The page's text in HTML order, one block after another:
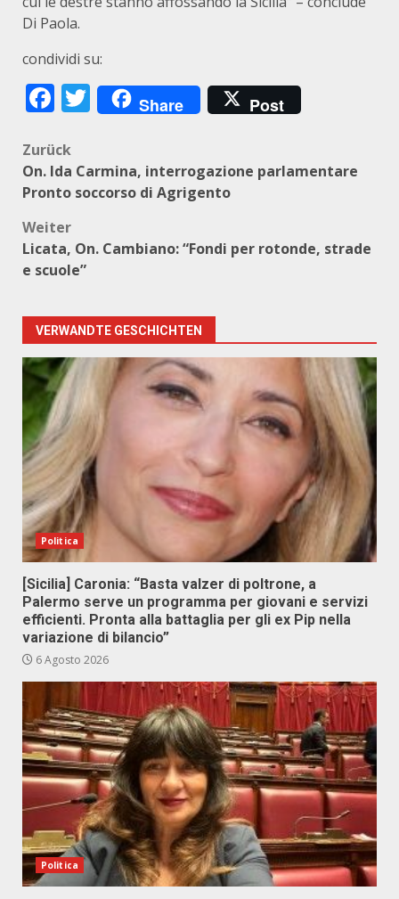
Di Paola.
condividi su:
Facebook
Twitter
Share Post
Beitragsnavigation
Zurück
On. Ida Carmina, interrogazione parlamentare
Pronto soccorso di Agrigento
Weiter
Licata, On. Cambiano: “Fondi per rotonde, strade
e scuole”
VERWANDTE GESCHICHTEN
Politica
[Sicilia] Caronia: “Basta valzer di poltrone, a
Palermo serve un programma per giovani e servizi
efficienti. Pronta alla battaglia per gli ex Pip nella
variazione di bilancio”
6 Agosto 2026
Politica